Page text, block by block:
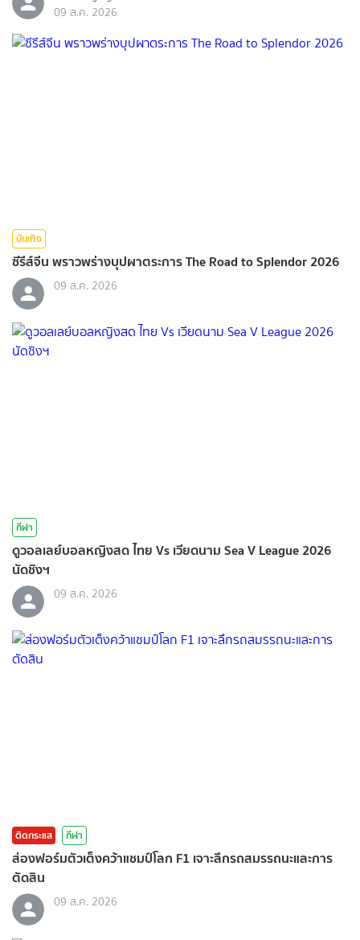
09 ส.ค. 2026
บันเทิง
ซีรีส์จีน พราวพร่างบุปผาตระการ The Road to Splendor 2026
09 ส.ค. 2026
กีฬา
ดูวอลเลย์บอลหญิงสด ไทย Vs เวียดนาม Sea V League 2026
นัดชิงฯ
09 ส.ค. 2026
ติดกระแส กีฬา
ส่องฟอร์มตัวเต็งคว้าแชมป์โลก F1 เจาะลึกรถสมรรถนะและการ
ตัดสิน
09 ส.ค. 2026